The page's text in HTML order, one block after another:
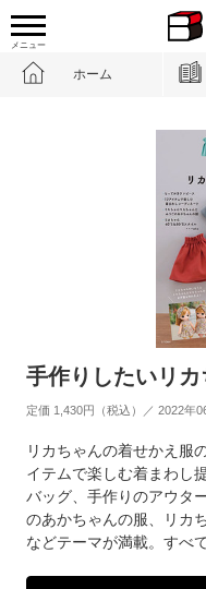
メニュー
ホーム
手作りしたいリ
定価 1,430円（税込）／ 2022年
リカちゃんの着せかえ服
イテムで楽しむ着まわし
バッグ、手作りのアウタ
のあかちゃんの服、リカ
などテーマが満載。すべ